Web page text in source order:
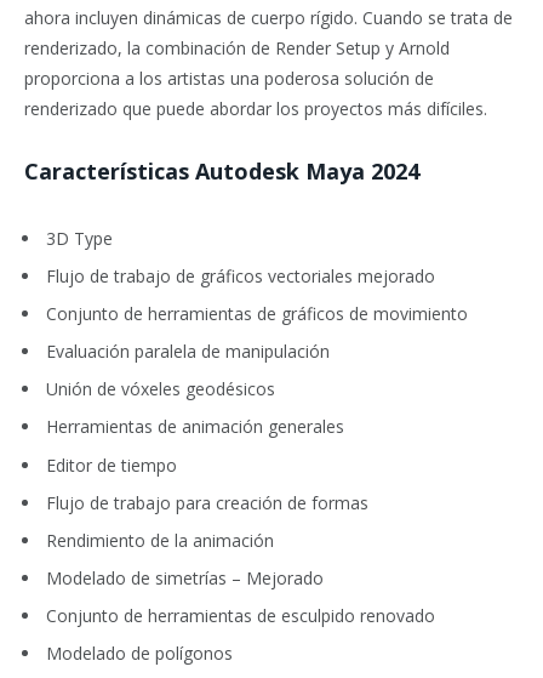
ahora incluyen dinámicas de cuerpo rígido. Cuando se trata de
renderizado, la combinación de Render Setup y Arnold
proporciona a los artistas una poderosa solución de
renderizado que puede abordar los proyectos más difíciles.
Características Autodesk Maya 2024
3D Type
Flujo de trabajo de gráficos vectoriales mejorado
Conjunto de herramientas de gráficos de movimiento
Evaluación paralela de manipulación
Unión de vóxeles geodésicos
Herramientas de animación generales
Editor de tiempo
Flujo de trabajo para creación de formas
Rendimiento de la animación
Modelado de simetrías – Mejorado
Conjunto de herramientas de esculpido renovado
Modelado de polígonos